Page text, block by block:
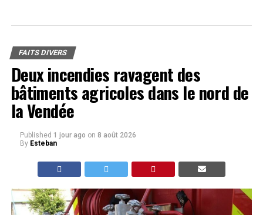
FAITS DIVERS
Deux incendies ravagent des
bâtiments agricoles dans le nord de
la Vendée
Published 1 jour ago on 8 août 2026
By Esteban